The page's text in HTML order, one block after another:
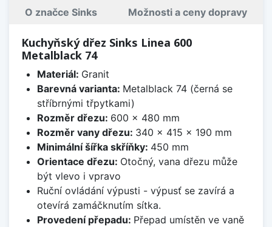
O značce Sinks Možnosti a ceny dopravy
Kuchyňský dřez Sinks Linea 600
Metalblack 74
Materiál: Granit
Barevná varianta: Metalblack 74 (černá se
stříbrnými třpytkami)
Rozměr dřezu: 600 x 480 mm
Rozměr vany dřezu: 340 x 415 x 190 mm
Minimální šířka skříňky: 450 mm
Orientace dřezu: Otočný, vana dřezu může
být vlevo i vpravo
Ruční ovládání výpusti - výpusť se zavírá a
otevírá zamáčknutím sítka.
Provedení přepadu: Přepad umístěn ve vaně